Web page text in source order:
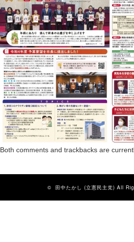
Both comments and trackbacks are
© 田中たかし (立憲民主党) All